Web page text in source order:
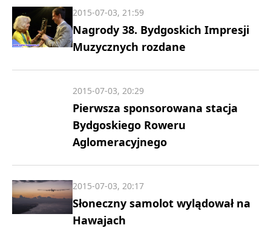
Nagrody 38. Bydgoskich Impresji
Muzycznych rozdane
2015-07-03, 21:59
Pierwsza sponsorowana stacja
Bydgoskiego Roweru
Aglomeracyjnego
2015-07-03, 20:29
Słoneczny samolot wylądował na
Hawajach
2015-07-03, 20:17